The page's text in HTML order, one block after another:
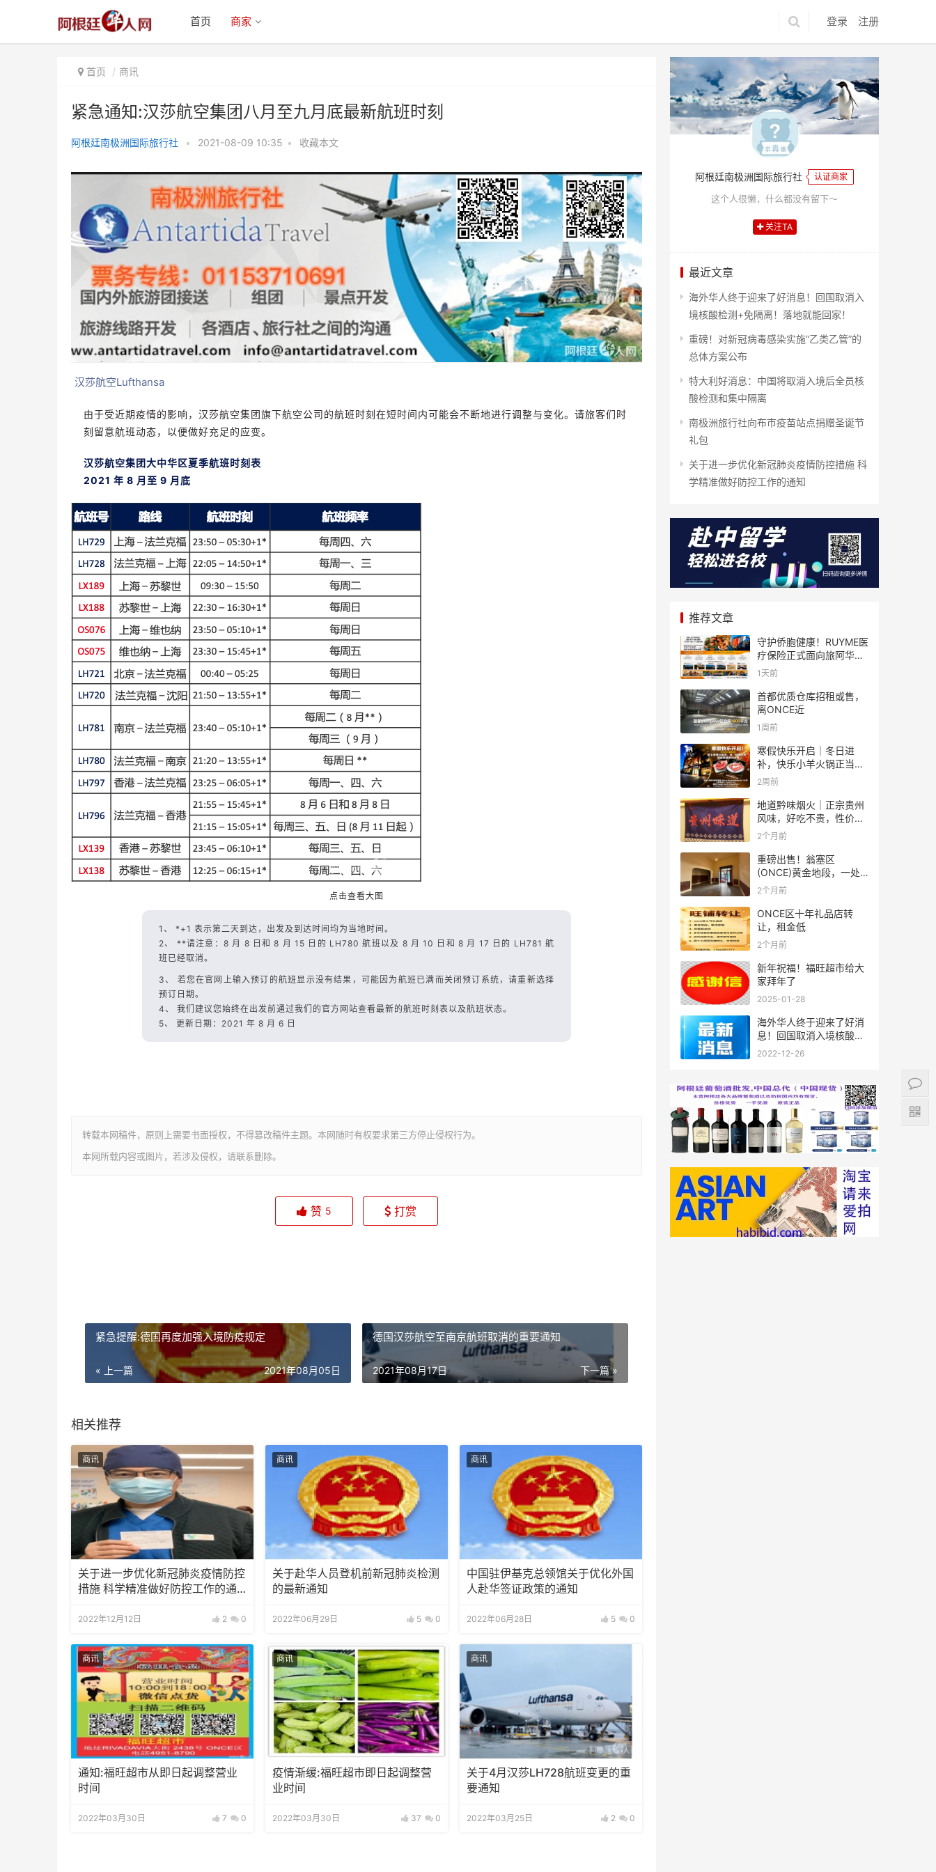
登录 注册
首页 商家
首页 商讯
紧急通知:汉莎航空集团八月至九月底最新航班时刻
阿根廷南极洲国际旅行社 • 2021-08-09 10:35 • 收藏本文
汉莎航空Lufthansa
由于受近期疫情的影响，汉莎航空集团旗下航空公司的航班时刻在短时间内可能会不断地进行调整与变化。请旅客们时
刻留意航班动态，以便做好充足的应变。
汉莎航空集团大中华区夏季航班时刻表
2021 年 8 月至 9 月底
点击查看大图
1、 *+1 表示第二天到达，出发及到达时间均为当地时间。
2、 **请注意：8 月 8 日和 8 月 15 日的 LH780 航班以及 8 月 10 日和 8 月 17 日的 LH781 航
班已经取消。
3、 若您在官网上输入预订的航班显示没有结果，可能因为航班已满而关闭预订系统，请重新选择
预订日期。
4、 我们建议您始终在出发前通过我们的官方网站查看最新的航班时刻表以及航班状态。
5、 更新日期：2021 年 8 月 6 日
转载本网稿件，原则上需要书面授权，不得篡改稿件主题。本网随时有权要求第三方停止侵权行为。
本网所载内容或图片，若涉及侵权，请联系删除。
赞 5 打赏
紧急提醒:德国再度加强入境防疫规定
« 上一篇 2021年08月05日
德国汉莎航空至南京航班取消的重要通知
下一篇 »
2021年08月17日
相关推荐
商讯
关于进一步优化新冠肺炎疫情防控
措施 科学精准做好防控工作的通
2022年12月12日 2 0
商讯
关于赴华人员登机前新冠肺炎检测
的最新通知
2022年06月29日 5 0
商讯
中国驻伊基克总领馆关于优化外国
人赴华签证政策的通知
2022年06月28日 5 0
商讯
通知:福旺超市从即日起调整营业
时间
2022年03月30日 7 0
商讯
疫情渐缓:福旺超市即日起调整营
业时间
2022年03月30日 37 0
商讯
关于4月汉莎LH728航班变更的重
要通知
2022年03月25日 2 0
阿根廷南极洲国际旅行社 认证商家
这个人很懒，什么都没有留下～
关注TA
最近文章
海外华人终于迎来了好消息！回国取消入
境核酸检测+免隔离！落地就能回家！
重磅！对新冠病毒感染实施“乙类乙管”的
总体方案公布
特大利好消息：中国将取消入境后全员核
酸检测和集中隔离
南极洲旅行社向布市疫苗站点捐赠圣诞节
礼包
关于进一步优化新冠肺炎疫情防控措施 科
学精准做好防控工作的通知
推荐文章
守护侨胞健康！RUYME医
疗保险正式面向旅阿华人
受理医保业务
1天前
首都优质仓库招租或售，
离ONCE近
1周前
寒假快乐开启｜冬日进
补，快乐小羊火锅正当
时！
2周前
地道黔味烟火｜正宗贵州
风味，好吃不贵，性价比
拉满✨
2个月前
重磅出售！翁塞区
(ONCE)黄金地段，一处
多用途房产出售
2个月前
ONCE区十年礼品店转
让，租金低
2个月前
新年祝福！福旺超市给大
家拜年了
2025-01-28
海外华人终于迎来了好消
息！回国取消入境核酸检
测+免隔离！落地就能回
2022-12-26